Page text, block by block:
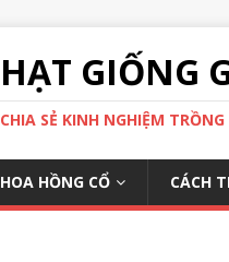
HẠT GIỐNG
CHIA SẺ KINH NGHIỆM
HOA HỒNG CỔ CÁCH